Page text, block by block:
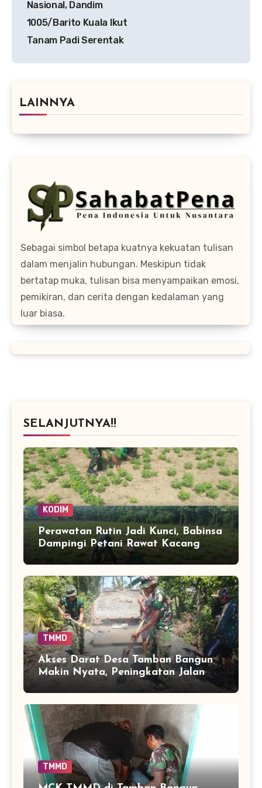
Nasional, Dandim
1005/Barito Kuala Ikut
Tanam Padi Serentak
LAINNYA
Sebagai simbol betapa kuatnya kekuatan tulisan
dalam menjalin hubungan. Meskipun tidak
bertatap muka, tulisan bisa menyampaikan emosi,
pemikiran, dan cerita dengan kedalaman yang
luar biasa.
SELANJUTNYA!!
KODIM
Perawatan Rutin Jadi Kunci, Babinsa
Dampingi Petani Rawat Kacang
Tanah hingga Panen
TMMD
Akses Darat Desa Tamban Bangun
Makin Nyata, Peningkatan Jalan
TMMD Sentuh 90 Persen
TMMD